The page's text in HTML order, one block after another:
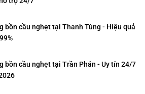
bồn cầu nghẹt tại Thanh Tùng - Hiệu quả
bồn cầu nghẹt tại Trần Phán - Uy tín 24/7